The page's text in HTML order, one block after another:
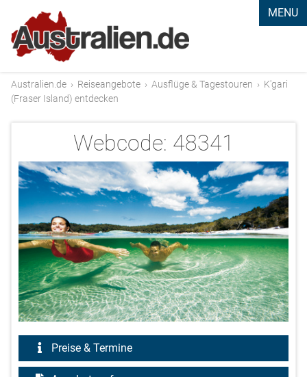
MENU
Australien.de › Reiseangebote › Ausflüge & Tagestouren › K'gari
(Fraser Island) entdecken
Webcode: 48341
Preise & Termine